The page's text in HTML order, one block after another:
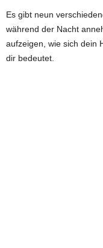
Es gibt neun
während der Nacht
aufzeigen, wie sich dein
dir bedeutet.